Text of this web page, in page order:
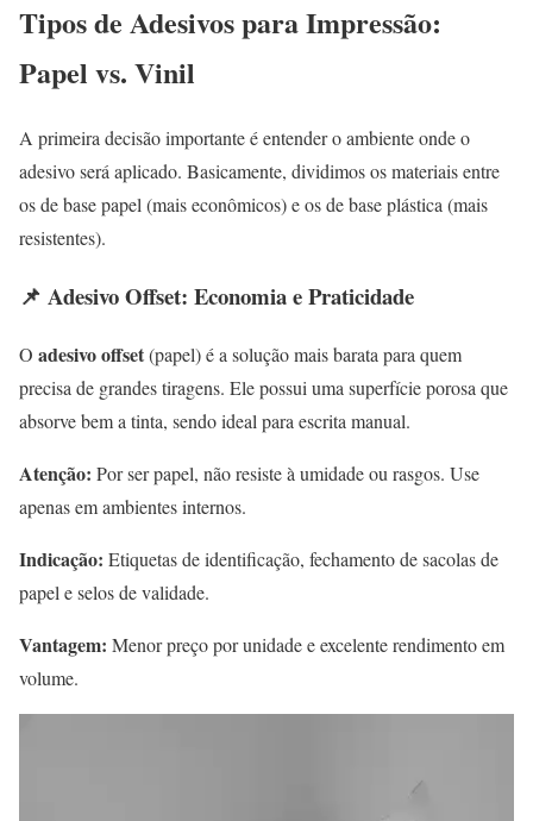
Tipos de Adesivos para Impressão:
Papel vs. Vinil
A primeira decisão importante é entender o ambiente onde o
adesivo será aplicado. Basicamente, dividimos os materiais entre
os de base papel (mais econômicos) e os de base plástica (mais
resistentes).
📌 Adesivo Offset: Economia e Praticidade
O adesivo offset(papel) é a solução mais barata para quem
precisa de grandes tiragens. Ele possui uma superfície porosa que
absorve bem a tinta, sendo ideal para escrita manual.
Atenção: Por ser papel, não resiste à umidade ou rasgos. Use
apenas em ambientes internos.
Indicação: Etiquetas de identificação, fechamento de sacolas de
papel e selos de validade.
Vantagem: Menor preço por unidade e excelente rendimento em
volume.